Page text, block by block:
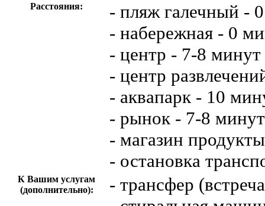
Расстояния:
- пляж галечный -
- набережная - 0
- центр - 7-8 минут
- центр
- аквапарк - 10
- рынок - 7-8 минут
- магазин
- остановка
К Вашим услугам
(дополнительно):
- трансфер